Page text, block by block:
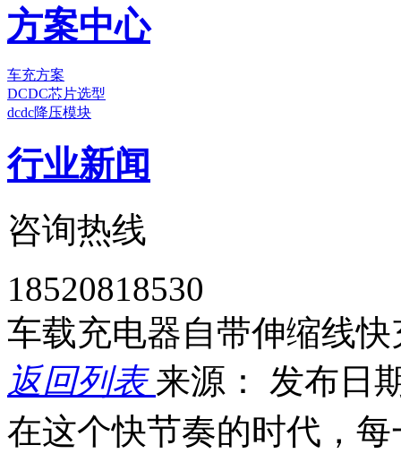
方案中心
车充方案
DCDC芯片选型
dcdc降压模块
行业新闻
咨询热线
18520818530
车载充电器自带伸缩线
返回列表来源： 发布日
在这个快节奏的时代，